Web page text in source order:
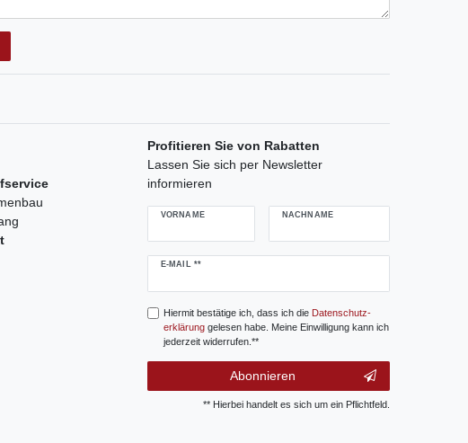
Profitieren Sie von Rabatten
Lassen Sie sich per Newsletter
informieren
VORNAME NACHNAME
E-MAIL **
Newsletter
Hiermit bestätige ich, dass ich die Daten­schutz­
erklärunggelesen habe. Meine Einwilligung kann ich
jederzeit widerrufen.**
Abonnieren
** Hierbei handelt es sich um ein Pflichtfeld.